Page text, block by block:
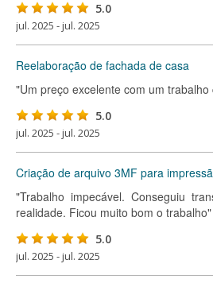
5.0
jul. 2025 - jul. 2025
Reelaboração de fachada de casa
"Um preço excelente com um
5.0
jul. 2025 - jul. 2025
Criação de arquivo 3MF para
"Trabalho impecável. Conseguiu
realidade. Ficou muito bom o trabalho"
5.0
jul. 2025 - jul. 2025